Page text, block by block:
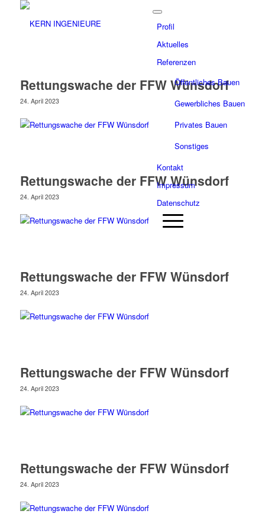
Profil
Aktuelles
Referenzen
Öffentliches Bauen
Gewerbliches Bauen
Privates Bauen
Sonstiges
Kontakt
Impressum
Datenschutz
Rettungswache der FFW Wünsdorf
24. April 2023
Rettungswache der FFW Wünsdorf
24. April 2023
Rettungswache der FFW Wünsdorf
24. April 2023
Rettungswache der FFW Wünsdorf
24. April 2023
Rettungswache der FFW Wünsdorf
24. April 2023